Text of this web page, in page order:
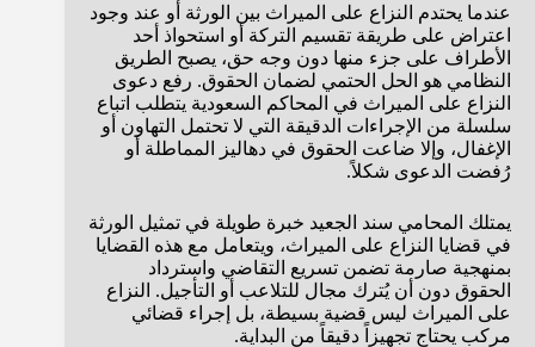
عندما يحتدم النزاع على الميراث بين الورثة أو عند وجود
اعتراض على طريقة تقسيم التركة أو استحواذ أحد
الأطراف على جزء منها دون وجه حق، يصبح الطريق
النظامي هو الحل الحتمي لضمان الحقوق. رفع دعوى
النزاع على الميراث في المحاكم السعودية يتطلب اتباع
سلسلة من الإجراءات الدقيقة التي لا تحتمل التهاون أو
الإغفال، وإلا ضاعت الحقوق في دهاليز المماطلة أو
رُفضت الدعوى شكلاً.
يمتلك المحامي سند الجعيد خبرة طويلة في تمثيل الورثة
في قضايا النزاع على الميراث، ويتعامل مع هذه القضايا
بمنهجية صارمة تضمن تسريع التقاضي واسترداد
الحقوق دون أن يُترك مجال للتلاعب أو التأجيل. النزاع
على الميراث ليس قضية بسيطة، بل إجراء قضائي
مركب يحتاج تجهيزاً دقيقاً من البداية.